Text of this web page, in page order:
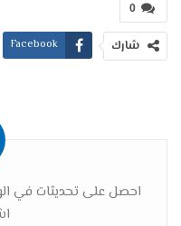
0
شارك Facebook
احصل على تحديثات في